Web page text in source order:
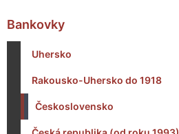
Bankovky
Uhersko
Rakousko-Uhersko do 1918
Československo